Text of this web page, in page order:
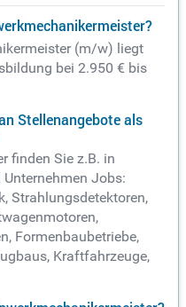
(m/w) liegt
bei 2.950 € bis
Stellenangebote als
finden Sie z.B. in
Jobs:
Strahlungsdetektoren,
Formenbaubetriebe,
Kraftfahrzeuge,